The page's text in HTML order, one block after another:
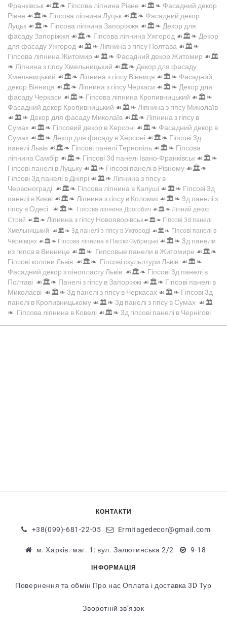
Франківськ ☙🏛️❧ Гіпсова ліпнина Рівне ☙🏛️❧ Фасадний декор
Рівне ☙🏛️❧ Гіпсова ліпнина Луцьк ☙🏛️❧ Фасадний декор
Луцьк ☙🏛️❧ Гіпсова ліпнина Запоріжжя ☙🏛️❧ Декор для
фасаду Запоріжжя ☙🏛️❧ Гіпсова ліпнина Ужгород ☙🏛️❧ Декор
для фасаду Ужгород ☙🏛️❧ Ліпнина з гіпсу Полтава ☙🏛️❧
Гіпсова ліпнина Житомир ☙🏛️❧ Фасадний декор Житомир ☙🏛️
❧ Ліпнина з гіпсу Хмельницький ☙🏛️❧ Декор для фасаду
Хмельницький ☙🏛️❧ Ліпнина з гіпсу Вінниця ☙🏛️❧ Фасадний
декор Вінниця ☙🏛️❧ Ліпнина з гіпсу Черкаси ☙🏛️❧ Декор для
фасаду Черкаси ☙🏛️❧ Гіпсова ліпнина Кропивницький ☙🏛️❧
Фасадний декор Кропивницький ☙🏛️❧ Ліпнина з гіпсу Миколаїв
☙🏛️❧ Декор для фасаду Миколаїв ☙🏛️❧ Ліпнина з гіпсу в
Сумах ☙🏛️❧ Гіпсовий декор в Херсоні ☙🏛️❧ Фасадний декор в
Сумах ☙🏛️❧ Декор для фасаду в Херсоні ☙🏛️❧ Гіпсові 3д
панелі Львів ☙🏛️❧ Гіпсові панелі Тернопіль ☙🏛️❧ Гіпсова
ліпнина Самбір ☙🏛️❧ Гіпсові 3d панелі Івано-Франківськ ☙🏛️❧
Гіпсові панелі в Луцьку ☙🏛️❧ Гіпсові панелі в Рівному ☙🏛️❧
Гіпсові 3д панелі в Дніпрі ☙🏛️❧ Ліпнина з гіпсу в
Червонограді ☙🏛️❧ Гіпсова ліпнина в Калуші ☙🏛️❧ Гіпсові 3д
панелі в Києві ☙🏛️❧ Ліпнина з гіпсу в Коломиї ☙🏛️❧ 3д панелі з
гіпсу в Одесі ☙🏛️❧ Гіпсова ліпнина Дрогобич ☙🏛️❧ Ліпний декор
Стрий ☙🏛️❧ Ліпнина з гіпсу Новояворівськ☙🏛️❧ Гіпсові 3d панелі
Хмельницький ☙🏛️❧ 3д панелі з гіпсу в Ужгороді ☙🏛️❧ Гіпсові панелі в
Чернівцях ☙🏛️❧ Гіпсова ліпнина в Пасіки-Зубрицькі ☙🏛️❧ 3д панели
из гипса в Виннице ☙🏛️❧ Гипсовые панели в Житомире ☙🏛️❧
Гіпсові колони Львів ☙🏛️❧ Гіпсові скульптури Львів ☙🏛️❧
Фасадний декор з пінопласту Львів ☙🏛️❧ Гіпсові 3д панелі в
Полтаві ☙🏛️❧ Панелі з гіпсу в Запоріжжі ☙🏛️❧ Гіпсові панелі в
Миколаєві ☙🏛️❧ 3д панелі з гіпсу в Черкасах ☙🏛️❧ Гіпсові 3д
панелі в Кропивницькому ☙🏛️❧ 3д панелі з гіпсу в Сумах ☙🏛️
❧ Гіпсова ліпнина в Ковелі ☙🏛️❧ 3д гіпсові панелі в Чернігові
КОНТАКТИ
+38(099)-681-22-05 Ermitagedecor@gmail.com
м. Харків. маг. 1: вул. Залютинська 2/2 9-18
ІНФОРМАЦІЯ
Повернення та обмін Про нас Оплата і доставка 3D Тур
Зворотній зв’язок